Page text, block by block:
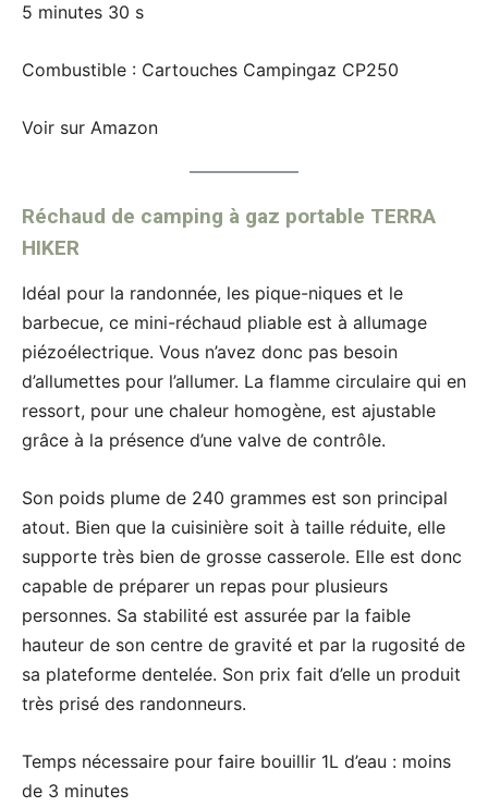
5 minutes 30 s
Combustible : Cartouches Campingaz CP250
Voir sur Amazon
Réchaud de camping à gaz portable TERRA
HIKER
Idéal pour la randonnée, les pique-niques et le
barbecue, ce mini-réchaud pliable est à allumage
piézoélectrique. Vous n’avez donc pas besoin
d’allumettes pour l’allumer. La flamme circulaire qui en
ressort, pour une chaleur homogène, est ajustable
grâce à la présence d’une valve de contrôle.
Son poids plume de 240 grammes est son principal
atout. Bien que la cuisinière soit à taille réduite, elle
supporte très bien de grosse casserole. Elle est donc
capable de préparer un repas pour plusieurs
personnes. Sa stabilité est assurée par la faible
hauteur de son centre de gravité et par la rugosité de
sa plateforme dentelée. Son prix fait d’elle un produit
très prisé des randonneurs.
Temps nécessaire pour faire bouillir 1L d’eau : moins
de 3 minutes